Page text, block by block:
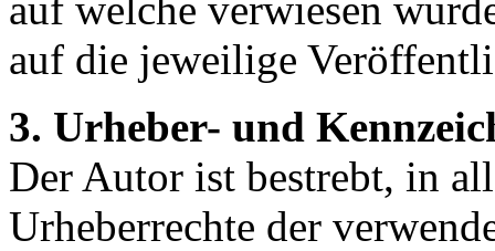
auf die jeweilige
3. Urheber- und
Der Autor ist bestrebt, in
Urheberrechte der